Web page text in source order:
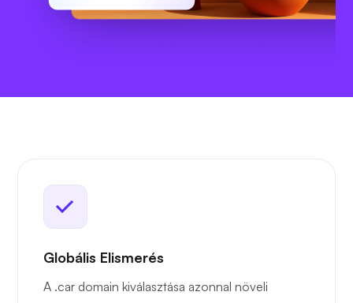
Globális Elismerés
A .car domain kiválasztása azonnal növeli